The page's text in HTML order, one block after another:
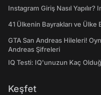
Instagram Giriş Nasıl
41 Ülkenin Bayrakları ve Ülke
GTA San Andreas Hileleri!
Andreas Şifreleri
IQ Testi: IQ'unuzun Kaç
Keşfet